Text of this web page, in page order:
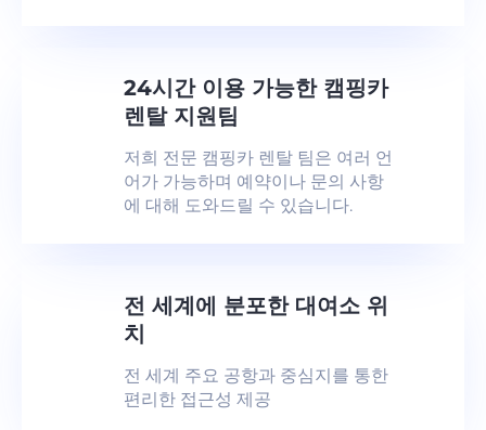
24시간 이용 가능한 캠핑카
렌탈 지원팀
저희 전문 캠핑카 렌탈 팀은 여러 언
어가 가능하며 예약이나 문의 사항
에 대해 도와드릴 수 있습니다.
전 세계에 분포한 대여소 위
치
전 세계 주요 공항과 중심지를 통한
편리한 접근성 제공